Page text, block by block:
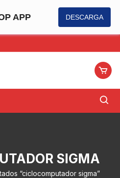
APP DESCARGA
SIGMA
“ciclocomputador sigma”